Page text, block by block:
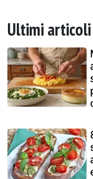
Ultimi articoli